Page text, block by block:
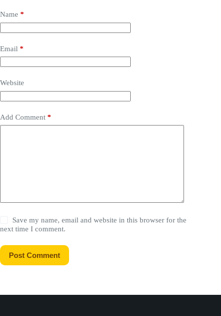
Name *
Email *
Website
Add Comment *
Save my name, email and website in this browser for the
next time I comment.
Post Comment